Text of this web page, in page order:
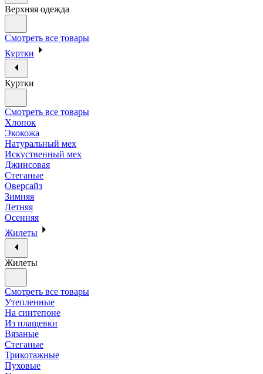
Верхняя одежда
Смотреть все товары
Куртки
Куртки
Смотреть все товары
Хлопок
Экокожа
Натуральный мех
Искуственный мех
Джинсовая
Стеганые
Оверсайз
Зимняя
Летняя
Осенняя
Жилеты
Жилеты
Смотреть все товары
Утепленные
На синтепоне
Из плащевки
Вязаные
Стеганые
Трикотажные
Пуховые